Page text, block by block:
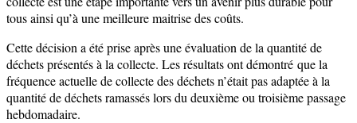
tous ainsi qu’à une meilleure maitrise des coûts.
Cette décision a été prise après une évaluation de la quantité de
déchets présentés à la collecte. Les résultats ont démontré que la
fréquence actuelle de collecte des déchets n’était pas adaptée à la
quantité de déchets ramassés lors du deuxième ou troisième passage
hebdomadaire.